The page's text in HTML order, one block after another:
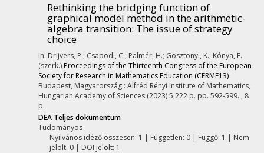
Rethinking the bridging function of
graphical model method in the arithmetic-
algebra transition: The issue of strategy
choice
In: Drijvers, P.; Csapodi, C.; Palmér, H.; Gosztonyi, K.; Kónya, E.
(szerk.) Proceedings of the Thirteenth Congress of the European
Society for Research in Mathematics Education (CERME13)
Budapest, Magyarország : Alfréd Rényi Institute of Mathematics,
Hungarian Academy of Sciences (2023)5,222 p. pp. 592-599. , 8
p.
DEA Teljes dokumentum
Tudományos
Nyilvános idéző összesen: 1 | Független: 0 | Függő: 1 | Nem
jelölt: 0 | DOI jelölt: 1